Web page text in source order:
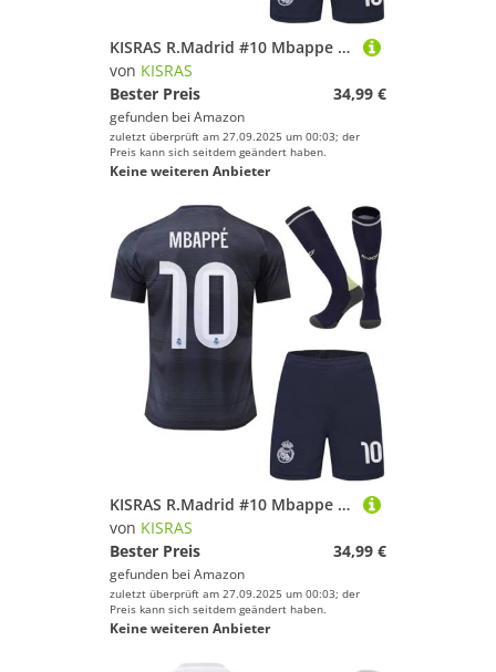
KISRAS R.Madrid #10 Mbappe 2025/2026 Auswärtstrikot Shorts und Socken Kinder und Jugend Größe (Blau,28)
von KISRAS
Bester Preis
34,99 €
gefunden bei Amazon
zuletzt überprüft am 27.09.2025 um 00:03; der
Preis kann sich seitdem geändert haben.
Keine weiteren Anbieter
KISRAS R.Madrid #10 Mbappe 2025/2026 Auswärtstrikot Shorts und Socken Kinder und Jugend Größe (Blau,26)
von KISRAS
Bester Preis
34,99 €
gefunden bei Amazon
zuletzt überprüft am 27.09.2025 um 00:03; der
Preis kann sich seitdem geändert haben.
Keine weiteren Anbieter